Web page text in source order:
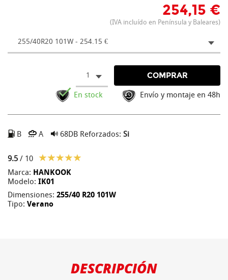
254,15 €
(IVA incluído en Península y Baleares)
255/40R20 101W - 254.15 €
1 COMPRAR
En stock Envío y montaje en 48h
B A 68DB Reforzados: Si
9.5 / 10
Marca: HANKOOK
Modelo: IK01
Dimensiones: 255/40 R20 101W
Tipo: Verano
DESCRIPCIÓN